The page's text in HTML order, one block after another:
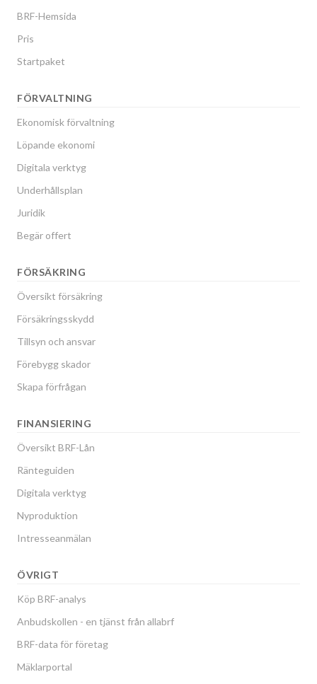
BRF-Hemsida
Pris
Startpaket
FÖRVALTNING
Ekonomisk förvaltning
Löpande ekonomi
Digitala verktyg
Underhållsplan
Juridik
Begär offert
FÖRSÄKRING
Översikt försäkring
Försäkringsskydd
Tillsyn och ansvar
Förebygg skador
Skapa förfrågan
FINANSIERING
Översikt BRF-Lån
Ränteguiden
Digitala verktyg
Nyproduktion
Intresseanmälan
ÖVRIGT
Köp BRF-analys
Anbudskollen - en tjänst från allabrf
BRF-data för företag
Mäklarportal